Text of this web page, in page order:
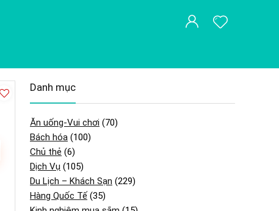
Danh mục
Ăn uống-Vui chơi (70)
Bách hóa (100)
Chủ thẻ (6)
Dịch Vụ (105)
Du Lịch – Khách Sạn (229)
Hàng Quốc Tế (35)